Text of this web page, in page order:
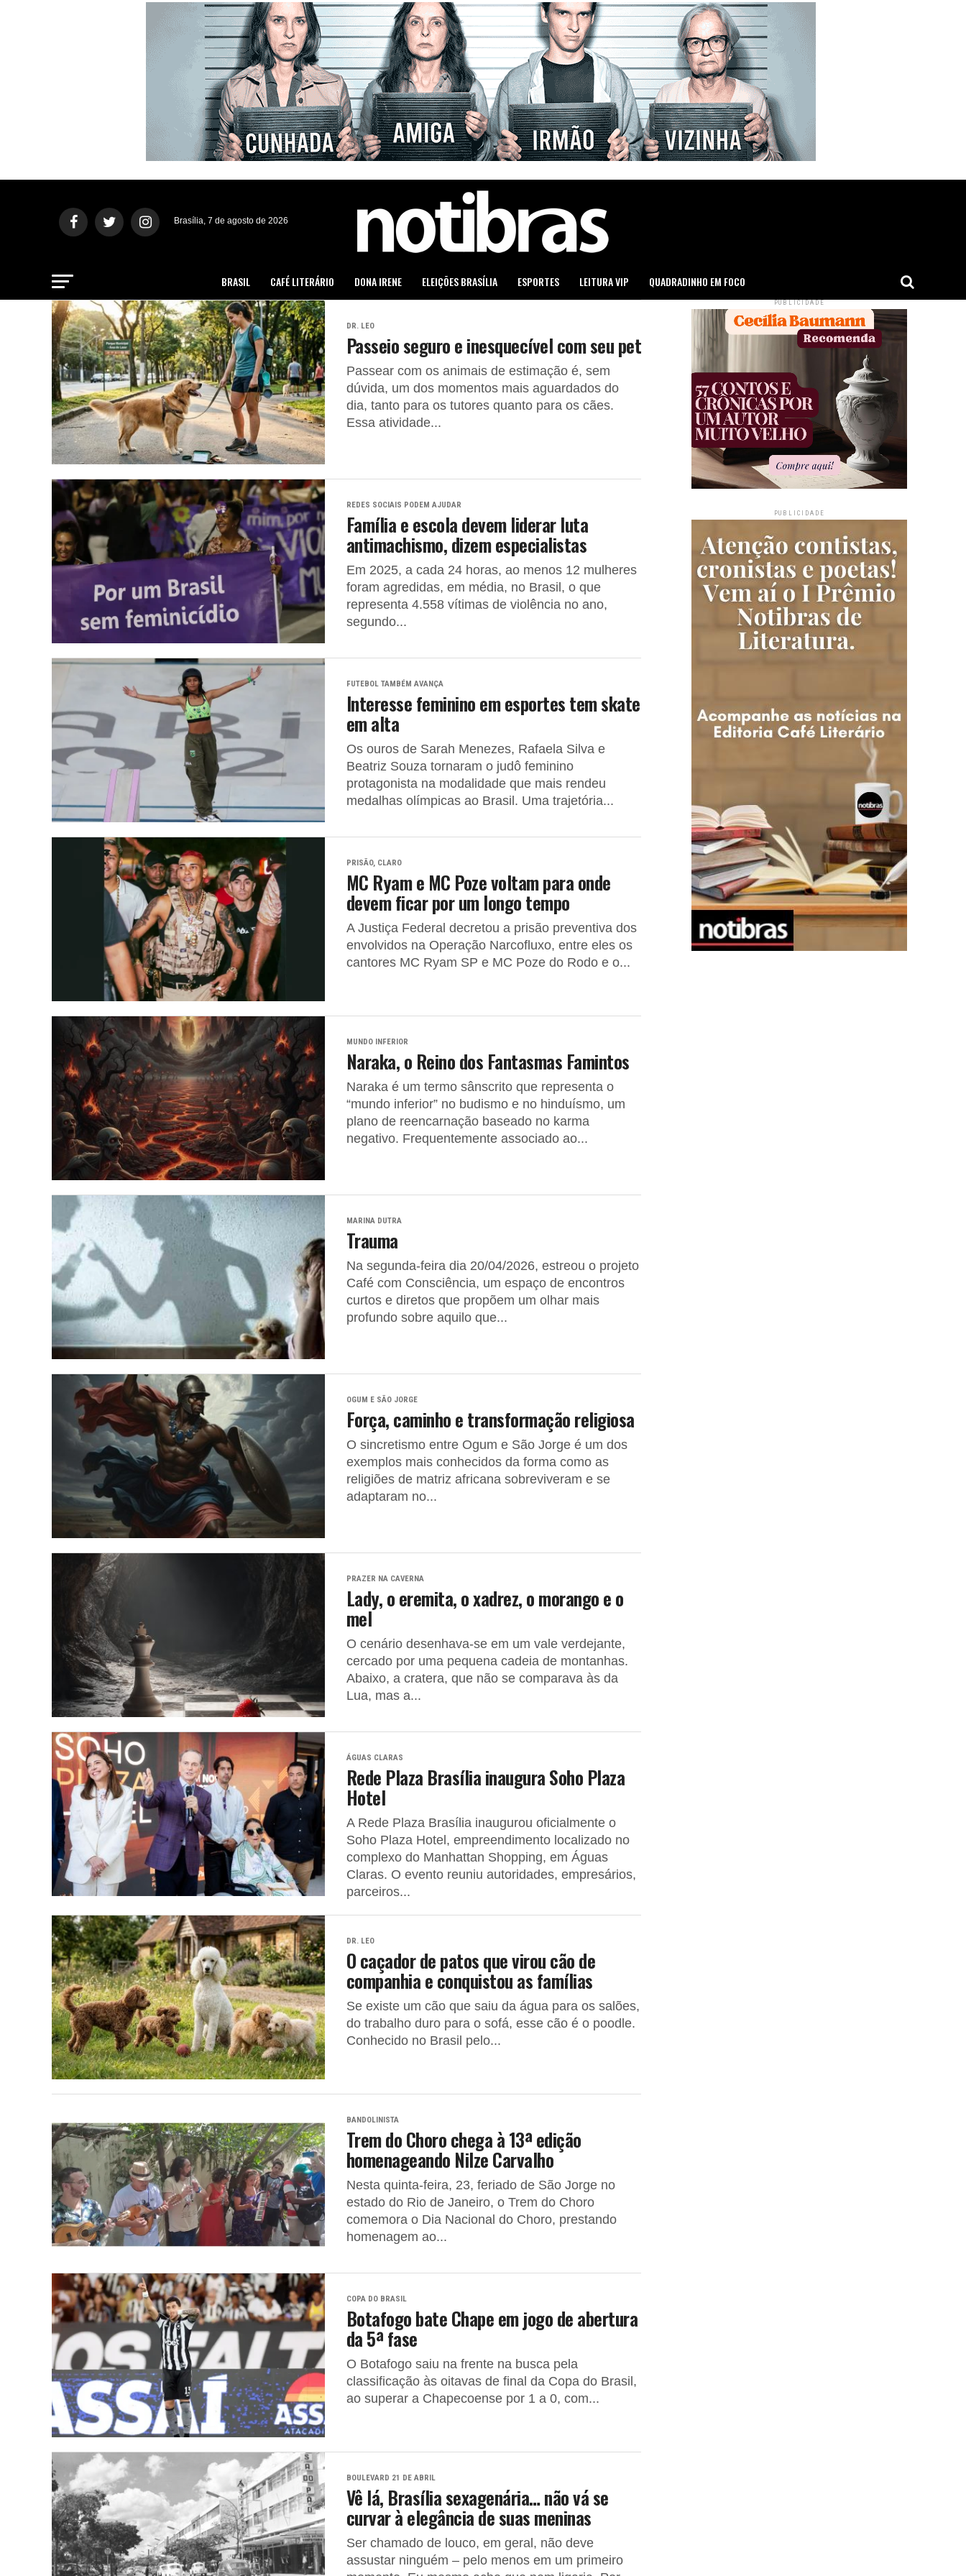
Brasília, 7 de agosto de 2026
BRASIL CAFÉ LITERÁRIO DONA IRENE ELEIÇÕES BRASÍLIA ESPORTES LEITURA VIP QUADRADINHO EM FOCO
DR. LEO
Passeio seguro e inesquecível com seu pet
Passear com os animais de estimação é, sem
dúvida, um dos momentos mais aguardados do
dia, tanto para os tutores quanto para os cães.
Essa atividade...
REDES SOCIAIS PODEM AJUDAR
Família e escola devem liderar luta
antimachismo, dizem especialistas
Em 2025, a cada 24 horas, ao menos 12 mulheres
foram agredidas, em média, no Brasil, o que
representa 4.558 vítimas de violência no ano,
segundo...
FUTEBOL TAMBÉM AVANÇA
Interesse feminino em esportes tem skate
em alta
Os ouros de Sarah Menezes, Rafaela Silva e
Beatriz Souza tornaram o judô feminino
protagonista na modalidade que mais rendeu
medalhas olímpicas ao Brasil. Uma trajetória...
PRISÃO, CLARO
MC Ryam e MC Poze voltam para onde
devem ficar por um longo tempo
A Justiça Federal decretou a prisão preventiva dos
envolvidos na Operação Narcofluxo, entre eles os
cantores MC Ryam SP e MC Poze do Rodo e o...
MUNDO INFERIOR
Naraka, o Reino dos Fantasmas Famintos
Naraka é um termo sânscrito que representa o
“mundo inferior” no budismo e no hinduísmo, um
plano de reencarnação baseado no karma
negativo. Frequentemente associado ao...
MARINA DUTRA
Trauma
Na segunda-feira dia 20/04/2026, estreou o projeto
Café com Consciência, um espaço de encontros
curtos e diretos que propõem um olhar mais
profundo sobre aquilo que...
OGUM E SÃO JORGE
Força, caminho e transformação religiosa
O sincretismo entre Ogum e São Jorge é um dos
exemplos mais conhecidos da forma como as
religiões de matriz africana sobreviveram e se
adaptaram no...
PRAZER NA CAVERNA
Lady, o eremita, o xadrez, o morango e o
mel
O cenário desenhava-se em um vale verdejante,
cercado por uma pequena cadeia de montanhas.
Abaixo, a cratera, que não se comparava às da
Lua, mas a...
ÁGUAS CLARAS
Rede Plaza Brasília inaugura Soho Plaza
Hotel
A Rede Plaza Brasília inaugurou oficialmente o
Soho Plaza Hotel, empreendimento localizado no
complexo do Manhattan Shopping, em Águas
Claras. O evento reuniu autoridades, empresários,
parceiros...
DR. LEO
O caçador de patos que virou cão de
companhia e conquistou as famílias
Se existe um cão que saiu da água para os salões,
do trabalho duro para o sofá, esse cão é o poodle.
Conhecido no Brasil pelo...
BANDOLINISTA
Trem do Choro chega à 13ª edição
homenageando Nilze Carvalho
Nesta quinta-feira, 23, feriado de São Jorge no
estado do Rio de Janeiro, o Trem do Choro
comemora o Dia Nacional do Choro, prestando
homenagem ao...
COPA DO BRASIL
Botafogo bate Chape em jogo de abertura
da 5ª fase
O Botafogo saiu na frente na busca pela
classificação às oitavas de final da Copa do Brasil,
ao superar a Chapecoense por 1 a 0, com...
BOULEVARD 21 DE ABRIL
Vê lá, Brasília sexagenária… não vá se
curvar à elegância de suas meninas
Ser chamado de louco, em geral, não deve
assustar ninguém – pelo menos em um primeiro
PUBLICIDADE
PUBLICIDADE